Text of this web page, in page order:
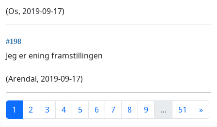
(Os, 2019-09-17)
#198
Jeg er ening framstillingen
(Arendal, 2019-09-17)
1 2 3 4 5 6 7 8 9 ... 51 »